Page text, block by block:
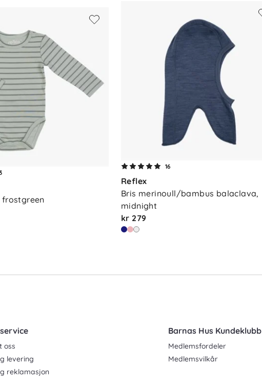
frostgreen
16
Reflex
Bris merinoull/bambus balaclava,
midnight
kr 279
oss
levering
reklamasjon
Barnas Hus Kundeklubb
Medlemsfordeler
Medlemsvilkår